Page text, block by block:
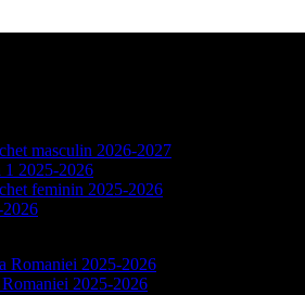
masculin 2026-2027
1 2025-2026
feminin 2025-2026
Romaniei 2025-2026
2025-2026